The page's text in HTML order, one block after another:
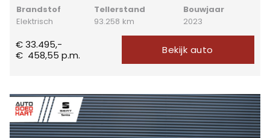
Brandstof
Elektrisch
Tellerstand
93.258 km
Bouwjaar
2023
€ 33.495,-
€ 458,55 p.m. Bekijk auto